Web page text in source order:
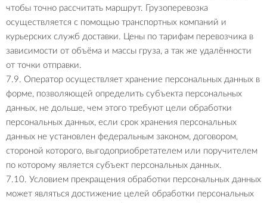
чтобы точно рассчитать маршрут. Грузоперевозка
осуществляется с помощью транспортных компаний и
курьерских служб доставки. Цены по тарифам перевозчика в
зависимости от объёма и массы груза, а так же удалённости
от точки отправки.
7.9. Оператор осуществляет хранение персональных данных в
форме, позволяющей определить субъекта персональных
данных, не дольше, чем этого требуют цели обработки
персональных данных, если срок хранения персональных
данных не установлен федеральным законом, договором,
стороной которого, выгодоприобретателем или поручителем
по которому является субъект персональных данных.
7.10. Условием прекращения обработки персональных данных
может являться достижение целей обработки персональных